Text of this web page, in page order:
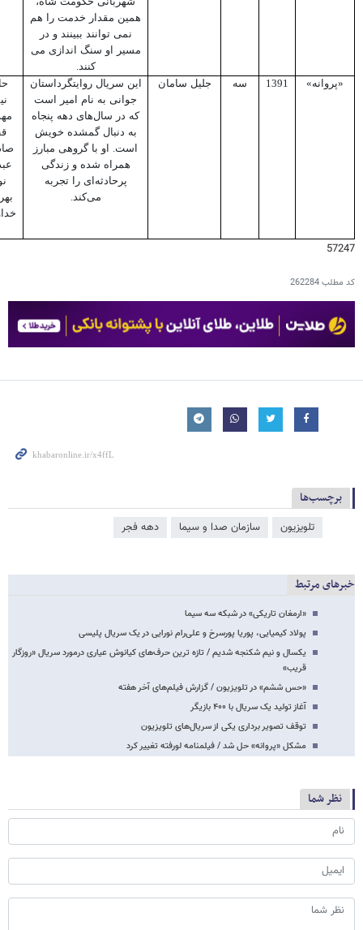
همین مقدار خدمت را هم
نمی توانند ببینند و در
مسیر او سنگ اندازی می
کنند.
«پروانه»
1391 سه جلیل سامان
این سریال روایتگرداستان
جوانی به نام امیر است
که در سال‌های دهه پنجاه
به دنبال گمشده خویش
است. او با گروهی مبارز
همراه شده و زندگی
پرحادثه‌ای را تجربه
می‌کند.
57247
کد مطلب262284
برچسب‌ها
تلویزیون سازمان صدا و سیما دهه فجر
خبرهای مرتبط
«ارمغان تاریکی» در شبکه سه سیما
پولاد کیمیایی، پوریا پورسرخ و علی‌رام نورایی در یک سریال پلیسی
یکسال و نیم شکنجه شدیم / تازه ترین حرف‌های کیانوش عیاری درمورد سریال «روزگار
قریب»
«حس ششم» در تلویزیون / گزارش فیلم‌های آخر هفته
آغاز تولید یک سریال با ۴۰۰ بازیگر
توقف تصویر برداری یکی از سریال‌های تلویزیون
مشکل «پروانه» حل شد / فیلمنامه لو‌رفته تغییر کرد
نظر شما